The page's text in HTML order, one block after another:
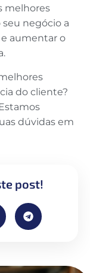
melhores
negócio a
aumentar o
do cliente?
dúvidas em
post!